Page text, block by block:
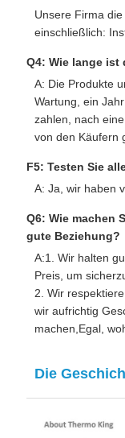
Unsere Firma die
einschließlich:
Q4: Wie lange ist
A: Die Produkte
Wartung, ein
zahlen, nach
von den Käufern
F5: Testen Sie
A: Ja, wir haben
Q6: Wie machen
gute Beziehung?
A:1. Wir halten
Preis, um
2. Wir
wir aufrichtig
machen,Egal,
Die